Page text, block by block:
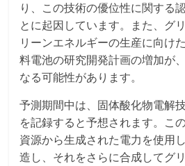
り、この技術の優位性に関する
とに起因しています。また、グ
リーンエネルギーの生産に向け
料電池の研究開発計画の増加が
なる可能性があります。
予測期間中は、固体酸化物電解
を記録すると予想されます。こ
資源から生成された電力を使用
造し、それをさらに合成してグ